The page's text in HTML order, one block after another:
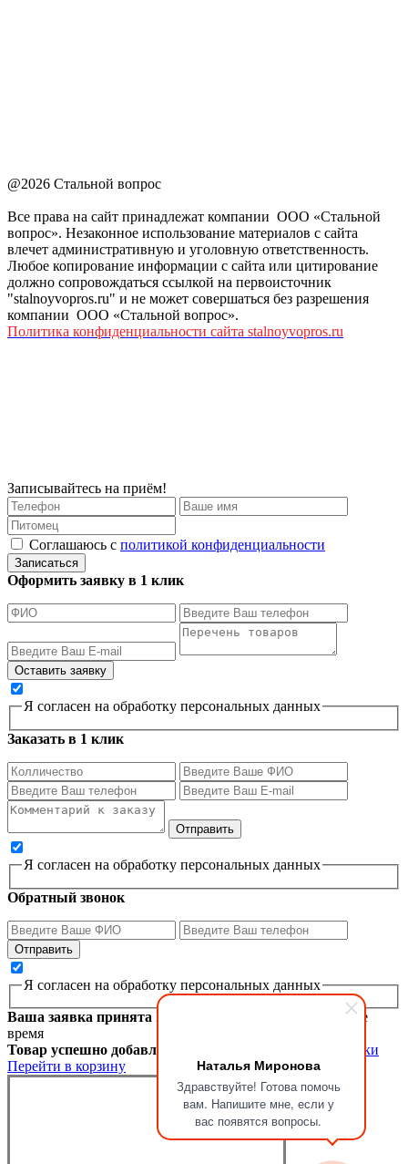
Наталья Миронова
Здравствуйте! Готова помочь
вам. Напишите мне, если у
вас появятся вопросы.
@2026 Стальной вопрос
Все права на сайт принадлежат компании ООО «Стальной
вопрос». Незаконное использование материалов с сайта
влечет административную и уголовную ответственность.
Любое копирование информации с сайта или цитирование
должно сопровождаться ссылкой на первоисточник
"stalnoyvopros.ru" и не может совершаться без разрешения
компании ООО «Стальной вопрос».
Политика конфиденциальности сайта stalnoyvopros.ru
Записывайтесь на приём!
Соглашаюсь с политикой конфиденциальности
Записаться
Оформить заявку в 1 клик
Я согласен на обработку персональных данных
Заказать в 1 клик
Я согласен на обработку персональных данных
Обратный звонок
Я согласен на обработку персональных данных
Ваша заявка принята Мы перезвоним вам в ближайшее
время
Товар успешно добавлен в корзину
Продолжить покупки
Перейти в корзину